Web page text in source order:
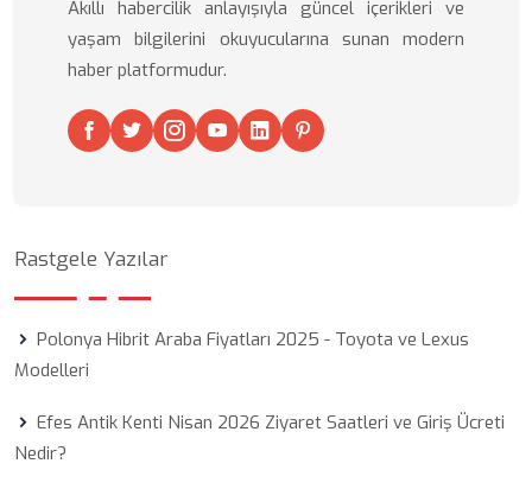
Akıllı habercilik anlayışıyla güncel içerikleri ve
yaşam bilgilerini okuyucularına sunan modern
haber platformudur.
Rastgele Yazılar
Polonya Hibrit Araba Fiyatları 2025 - Toyota ve Lexus
Modelleri
Efes Antik Kenti Nisan 2026 Ziyaret Saatleri ve Giriş Ücreti
Nedir?